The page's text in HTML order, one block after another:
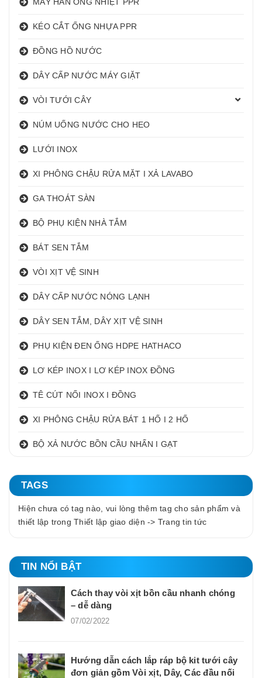
MÁY HÀN ỐNG NHIỆT PPR
KÉO CẮT ỐNG NHỰA PPR
ĐỒNG HỒ NƯỚC
DÂY CẤP NƯỚC MÁY GIẶT
VÒI TƯỚI CÂY
NÚM UỐNG NƯỚC CHO HEO
LƯỚI INOX
XI PHÔNG CHẬU RỬA MẶT I XẢ LAVABO
GA THOÁT SÀN
BỘ PHỤ KIỆN NHÀ TẮM
BÁT SEN TẮM
VÒI XỊT VỆ SINH
DÂY CẤP NƯỚC NÓNG LẠNH
DÂY SEN TẮM, DÂY XỊT VỆ SINH
PHỤ KIỆN ĐEN ỐNG HDPE HATHACO
LƠ KÉP INOX I LƠ KÉP INOX ĐỒNG
TÊ CÚT NỐI INOX I ĐỒNG
XI PHÔNG CHẬU RỬA BÁT 1 HỐ I 2 HỐ
BỘ XẢ NƯỚC BỒN CẦU NHẤN I GẠT
TAGS
Hiện chưa có tag nào, vui lòng thêm tag cho sản phẩm và
thiết lập trong Thiết lập giao diện -> Trang tin tức
TIN NỔI BẬT
Cách thay vòi xịt bồn cầu nhanh chóng
– dễ dàng
07/02/2022
Hướng dẫn cách lắp ráp bộ kit tưới cây
đơn giản gồm Vòi xịt, Dây, Các đầu nối